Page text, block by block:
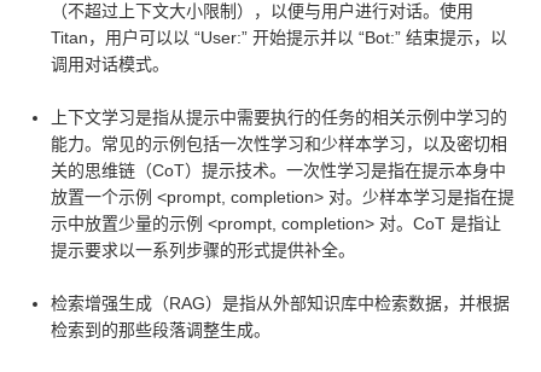
（不超过上下文大小限制），以便与用户进行对话。使用
Titan，用户可以以 “User:” 开始提示并以 “Bot:” 结束提示，以
调用对话模式。
上下文学习是指从提示中需要执行的任务的相关示例中学习的
能力。常见的示例包括一次性学习和少样本学习，以及密切相
关的思维链（CoT）提示技术。一次性学习是指在提示本身中
放置一个示例 <prompt, completion> 对。少样本学习是指在提
示中放置少量的示例 <prompt, completion> 对。CoT 是指让
提示要求以一系列步骤的形式提供补全。
检索增强生成（RAG）是指从外部知识库中检索数据，并根据
检索到的那些段落调整生成。